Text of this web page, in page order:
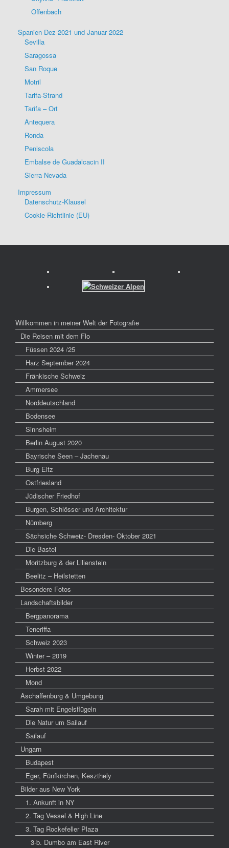
Offenbach
Spanien Dez 2021 und Januar 2022
Sevilla
Saragossa
San Roque
Motril
Tarifa-Strand
Tarifa – Ort
Antequera
Ronda
Peniscola
Embalse de Guadalcacin II
Sierra Nevada
Impressum
Datenschutz-Klausel
Cookie-Richtlinie (EU)
Willkommen in meiner Welt der Fotografie
Die Reisen mit dem Flo
Füssen 2024 /25
Harz September 2024
Fränkische Schweiz
Ammersee
Norddeutschland
Bodensee
Sinnsheim
Berlin August 2020
Bayrische Seen – Jachenau
Burg Eltz
Ostfriesland
Jüdischer Friedhof
Burgen, Schlösser und Architektur
Nürnberg
Sächsiche Schweiz- Dresden- Oktober 2021
Die Bastei
Moritzburg & der Lilienstein
Beelitz – Heilstetten
Besondere Fotos
Landschaftsbilder
Bergpanorama
Teneriffa
Schweiz 2023
Winter – 2019
Herbst 2022
Mond
Aschaffenburg & Umgebung
Sarah mit Engelsflügeln
Die Natur um Sailauf
Sailauf
Ungarn
Budapest
Eger, Fünfkirchen, Keszthely
Bilder aus New York
1. Ankunft in NY
2. Tag Vessel & High Line
3. Tag Rockefeller Plaza
3-b. Dumbo am East River